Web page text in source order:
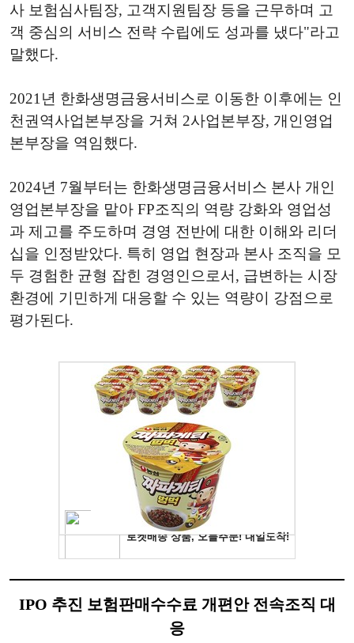
사 보험심사팀장, 고객지원팀장 등을 근무하며 고
객 중심의 서비스 전략 수립에도 성과를 냈다"라고
말했다.
2021년 한화생명금융서비스로 이동한 이후에는 인
천권역사업본부장을 거쳐 2사업본부장, 개인영업
본부장을 역임했다.
2024년 7월부터는 한화생명금융서비스 본사 개인
영업본부장을 맡아 FP조직의 역량 강화와 영업성
과 제고를 주도하며 경영 전반에 대한 이해와 리더
십을 인정받았다. 특히 영업 현장과 본사 조직을 모
두 경험한 균형 잡힌 경영인으로서, 급변하는 시장
환경에 기민하게 대응할 수 있는 역량이 강점으로
평가된다.
IPO 추진 보험판매수수료 개편안 전속조직 대
응